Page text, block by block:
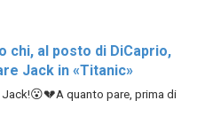
chi, al posto di DiCaprio,
Jack in «Titanic»
quanto pare, prima di